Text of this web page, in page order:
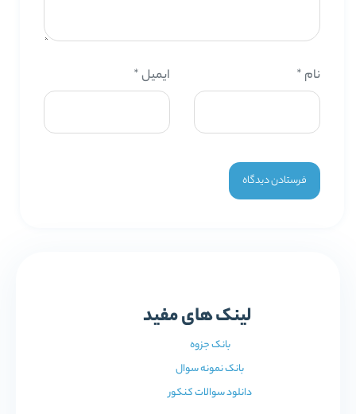
نام * ایمیل*
لینک های مفید
بانک جزوه
بانک نمونه سوال
دانلود سوالات کنکور